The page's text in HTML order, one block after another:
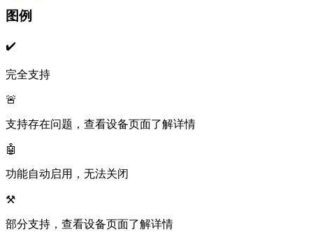
图例
✔️
完全支持
🚨
支持存在问题，查看设备页面了解详情
🤖
功能自动启用，无法关闭
⚒️
部分支持，查看设备页面了解详情